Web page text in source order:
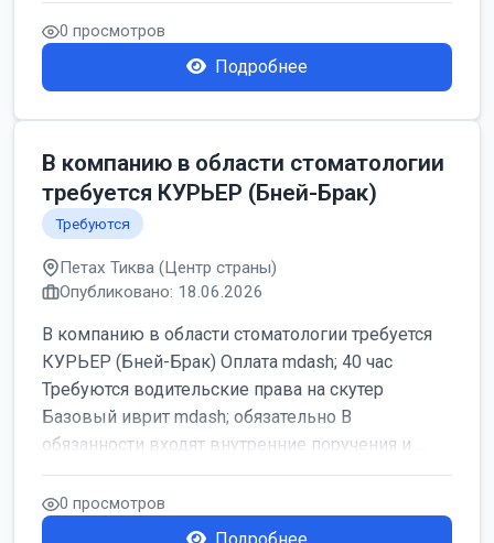
0 просмотров
Подробнее
В компанию в области стоматологии
требуется КУРЬЕР (Бней-Брак)
Требуются
Петах Тиква (Центр страны)
Опубликовано: 18.06.2026
В компанию в области стоматологии требуется
КУРЬЕР (Бней-Брак) Оплата mdash; 40 час
Требуются водительские права на скутер
Базовый иврит mdash; обязательно В
обязанности входят внутренние поручения и ...
0 просмотров